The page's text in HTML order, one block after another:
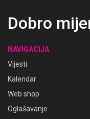
Dobro
NAVIGACIJA
Vijesti
Kalendar
Web shop
Oglašavanje